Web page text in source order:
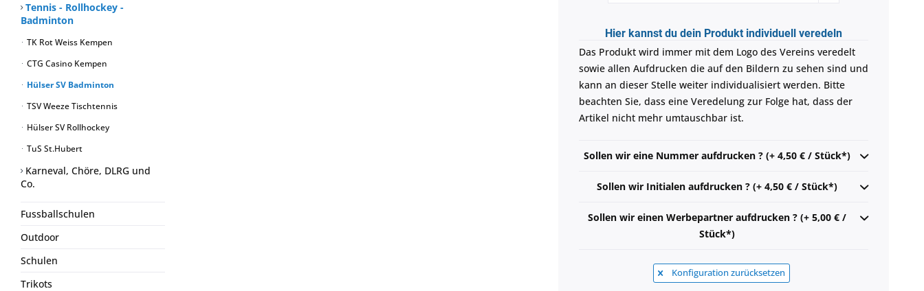
Tennis - Rollhockey -
Badminton
TK Rot Weiss Kempen
CTG Casino Kempen
Hülser SV Badminton
TSV Weeze Tischtennis
Hülser SV Rollhockey
TuS St.Hubert
Karneval, Chöre, DLRG und
Co.
Fussballschulen
Outdoor
Schulen
Trikots
Hier kannst du dein Produkt individuell veredeln
Das Produkt wird immer mit dem Logo des Vereins veredelt
sowie allen Aufdrucken die auf den Bildern zu sehen sind und
kann an dieser Stelle weiter individualisiert werden. Bitte
beachten Sie, dass eine Veredelung zur Folge hat, dass der
Artikel nicht mehr umtauschbar ist.
Sollen wir eine Nummer aufdrucken ? (+ 4,50 € / Stück*)
Sollen wir Initialen aufdrucken ? (+ 4,50 € / Stück*)
Sollen wir einen Werbepartner aufdrucken ? (+ 5,00 € /
Stück*)
Konfiguration zurücksetzen